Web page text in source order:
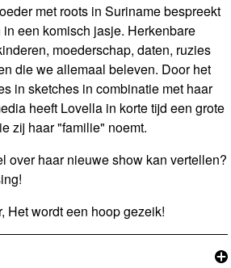
met roots in Suriname bespreekt
een komisch jasje. Herkenbare
moederschap, daten, ruzies
die we allemaal beleven. Door het
in sketches in combinatie met haar
heeft Lovella in korte tijd een grote
zij haar "familie" noemt.
over haar nieuwe show kan vertellen?
Het wordt een hoop gezeik!